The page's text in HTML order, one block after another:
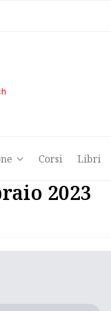
Corsi Libri
2023